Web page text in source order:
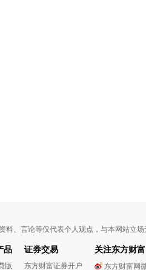
料、言论等仅代表个人观点，与本网站立
品
版
证券交易
东方财富证券开户
关注东方财富
东方财富网